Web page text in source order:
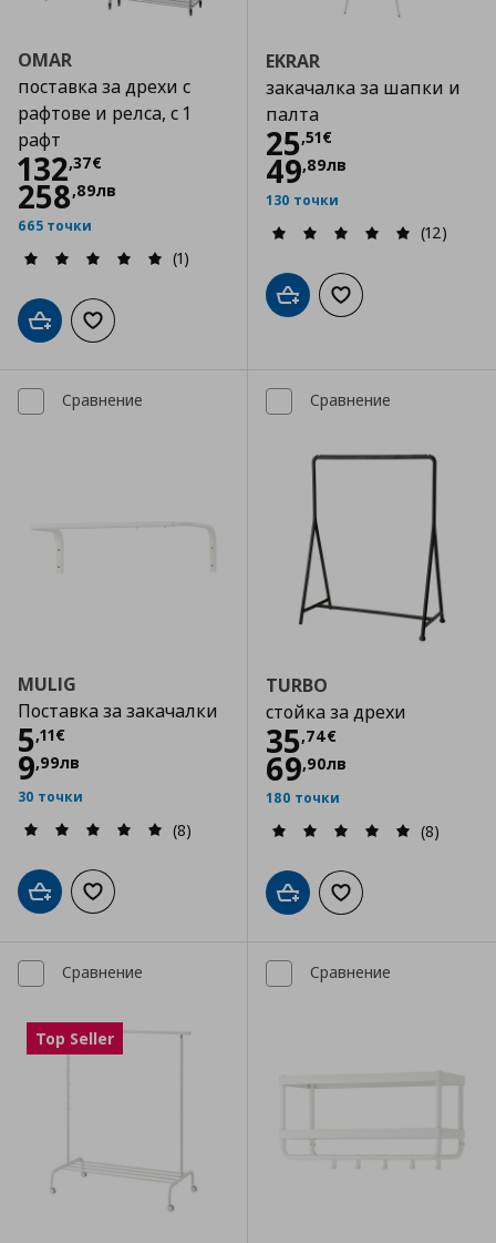
OMAR
поставка за дрехи с
рафтове и релса, с 1
рафт
132,37€
Цена
258,89лв
665 точки
(1)
Добави в кошницата
Добави към списъка с любими
EKRAR
закачалка за шапки и
палта
25,51€
Цена
49,89лв
130 точки
(12)
Добави в кошницата
Добави към
Сравнение
MULIG
Поставка за закачалки
5,11€
Цена
9,99лв
30 точки
(8)
Добави в кошницата
Добави към списъка с любими
Сравнение
TURBO
стойка за дрехи
35,74€
Цена
69,90лв
180 точки
(8)
Добави в кошницата
Добави към
Сравнение
Top Seller
Сравнение